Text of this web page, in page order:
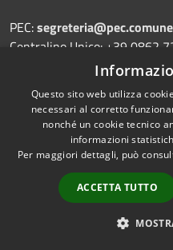
PEC:
Centralino Unico: +39 0862
Prenotazione
Segnalazione disservizio
Leggi le FAQ
Richiesta assistenza
Questo sito web utilizza
necessari al corretto
nonché un cookie tecnico
informazioni
Per maggiori dettagli, può
ACCETTA TUTTO